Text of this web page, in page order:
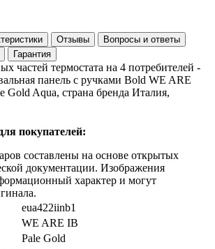
Отзывы
Вопросы и ответы
Гарантия
частей термостата на 4 потребителей -
панель с ручками Bold WE ARE
Gold Aqua, страна бренда Италия,
покупателей:
составлены на основе открытых
документации. Изображения
характер и могут
eua422iinb1
WE ARE IB
Pale Gold